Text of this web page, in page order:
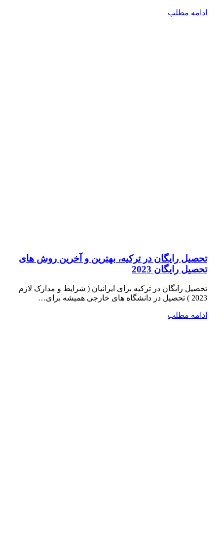
ادامه مطلب
تحصیل رایگان در ترکیه، بهترین و آخرین روش های
تحصیل رایگان 2023
تحصیل رایگان در ترکیه برای ایرانیان ( شرایط و مدارک لازم
2023 ) تحصیل در دانشگاه­ های خارجی همیشه برای…
ادامه مطلب